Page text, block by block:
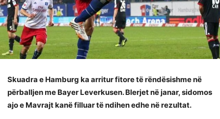
Skuadra e Hamburg ka arritur fitore të rëndësishme në
përballjen me Bayer Leverkusen. Blerjet në janar, sidomos
ajo e Mavrajt kanë filluar të ndihen edhe në rezultat.